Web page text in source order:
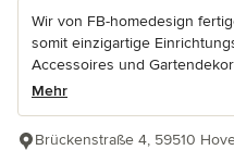
Wir von FB-homedesign
somit einzigartige
Accessoires und
Mehr
Brückenstraße 4, 59510